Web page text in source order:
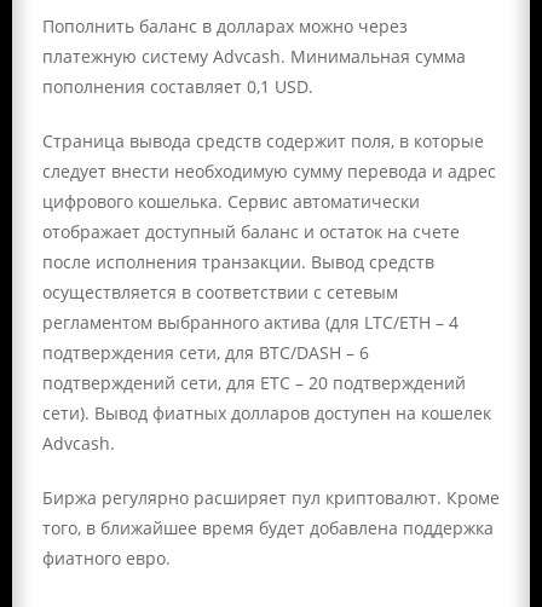
Пополнить баланс в долларах можно через
платежную систему Advcash. Минимальная сумма
пополнения составляет 0,1 USD.
Страница вывода средств содержит поля, в которые
следует внести необходимую сумму перевода и адрес
цифрового кошелька. Сервис автоматически
отображает доступный баланс и остаток на счете
после исполнения транзакции. Вывод средств
осуществляется в соответствии с сетевым
регламентом выбранного актива (для LTC/ETH – 4
подтверждения сети, для BTC/DASH – 6
подтверждений сети, для ETC – 20 подтверждений
сети). Вывод фиатных долларов доступен на кошелек
Advcash.
Биржа регулярно расширяет пул криптовалют. Кроме
того, в ближайшее время будет добавлена поддержка
фиатного евро.